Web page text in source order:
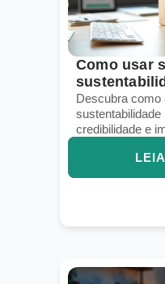
Como usar
confiança
Descubra como
credibilidade e